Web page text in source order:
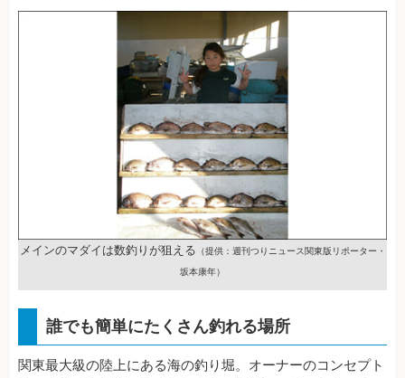
メインのマダイは数釣りが狙える （提供：週刊つりニュース関東版リポーター・
坂本康年）
誰でも簡単にたくさん釣れる場所
関東最大級の陸上にある海の釣り堀。オーナーのコンセプト